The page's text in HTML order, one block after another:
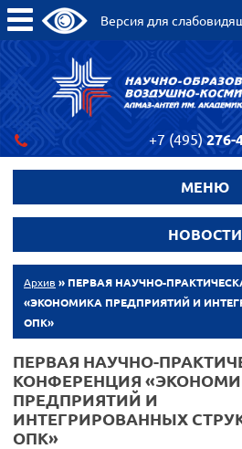
Версия для
+7 (495) 276-
МЕНЮ
НОВОСТИ
Архив » ПЕРВАЯ НАУЧНО-
«ЭКОНОМИКА ПРЕДПРИЯТИЙ И
ОПК»
ПЕРВАЯ НАУЧНО-
КОНФЕРЕНЦИЯ
ПРЕДПРИЯТИЙ И
ИНТЕГРИРОВАННЫХ
ОПК»